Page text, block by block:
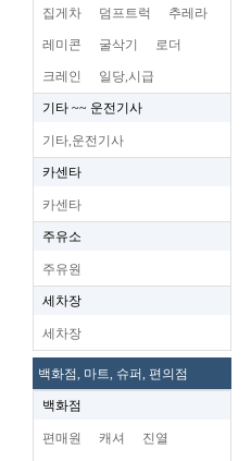
집게차 덤프트럭 추레라
레미콘 굴삭기 로더
크레인 일당,시급
기타 ~~ 운전기사
기타,운전기사
카센타
카센타
주유소
주유원
세차장
세차장
백화점, 마트, 슈퍼, 편의점
백화점
편매원 캐셔 진열